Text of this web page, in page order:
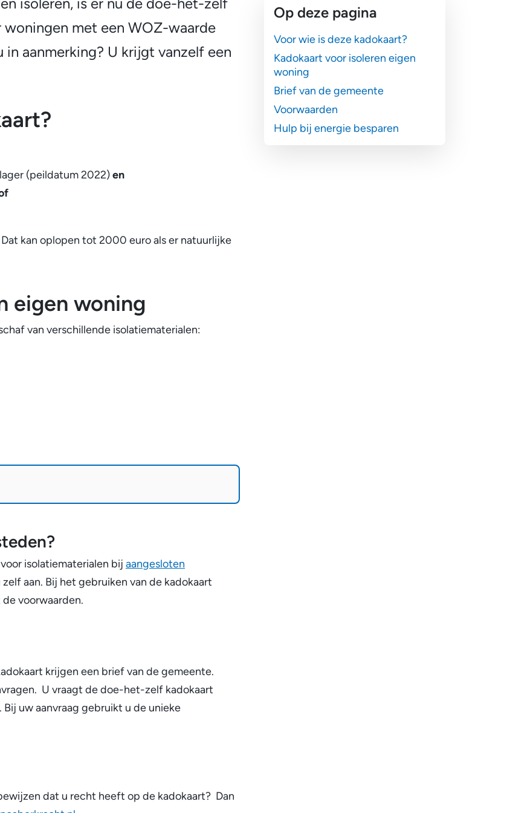
Op deze pagina
Voor wie is deze kadokaart?
Kadokaart voor isoleren eigen
woning
Brief van de gemeente
Voorwaarden
Hulp bij energie besparen
met een WOZ-waarde
aanmerking? U krijgt vanzelf een
(peildatum 2022)en
kan oplopen tot 2000 euro als er natuurlijke
eigen woning
van verschillende isolatiematerialen:
isolatiematerialen bij aangesloten
aan. Bij het gebruiken van de kadokaart
voorwaarden.
krijgen een brief van de gemeente.
U vraagt de doe-het-zelf kadokaart
Bij uw aanvraag gebruikt u de unieke
dat u recht heeft op de kadokaart? Dan